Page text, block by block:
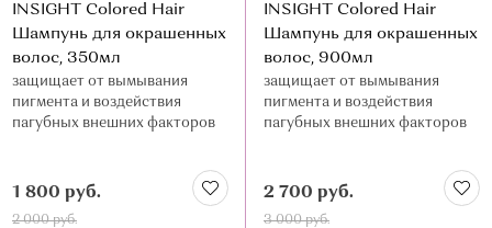
INSIGHT Colored Hair
Шампунь для окрашенных
волос, 350мл
защищает от вымывания
пигмента и воздействия
пагубных внешних факторов
1 800 руб.
2 000 руб.
INSIGHT Colored Hair
Шампунь для окрашенных
волос, 900мл
защищает от вымывания
пигмента и воздействия
пагубных внешних факторов
2 700 руб.
3 000 руб.